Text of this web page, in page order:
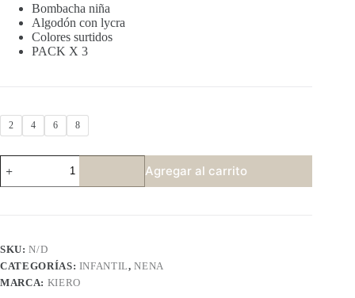
Bombacha niña
Algodón con lycra
Colores surtidos
PACK X 3
2 4 6 8
KIERO
489
P3
Agregar al carrito
SKU:N/D
CATEGORÍAS: INFANTIL,NENA
MARCA: KIERO